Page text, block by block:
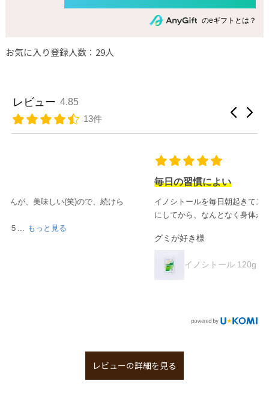
のeギフトとは？
お気に入り登録人数：29人
レビュー 4.85
13件
イノシトールを毎日朝起きてスプーンでひと掬いして飲むよう
にしてから、なんとなく身体が感じられるという
...もっと見る
レビューの詳細を見る